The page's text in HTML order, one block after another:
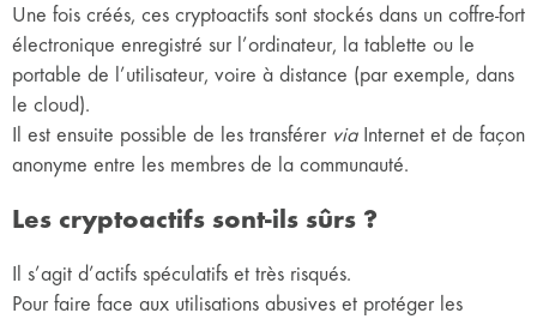
Une fois créés, ces cryptoactifs sont stockés dans un coffre-fort
électronique enregistré sur l’ordinateur, la tablette ou le
portable de l’utilisateur, voire à distance (par exemple, dans
le cloud).
Il est ensuite possible de les transférer viaInternet et de façon
anonyme entre les membres de la communauté.
Les cryptoactifs sont-ils sûrs ?
Il s’agit d’actifs spéculatifs et très risqués.
Pour faire face aux utilisations abusives et protéger les